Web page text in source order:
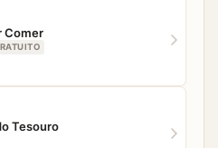
Comer
Tesouro